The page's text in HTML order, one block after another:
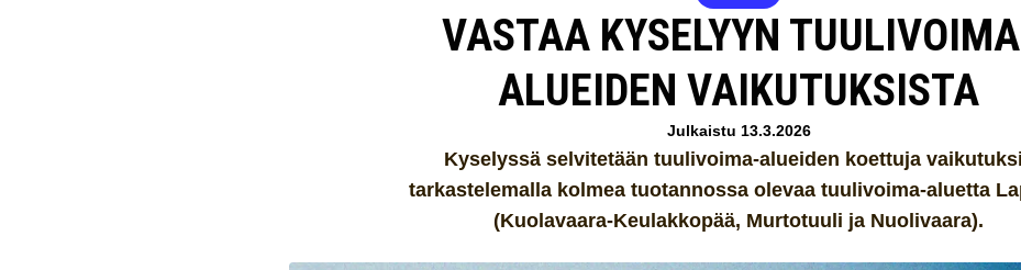
VASTAA KYSELYYN
ALUEIDEN VAIKUTUKSISTA
Julkaistu 13.3.2026
Kyselyssä selvitetään tuulivoima-alueiden koettuja
tarkastelemalla kolmea tuotannossa olevaa tuulivoima-aluetta
(Kuolavaara-Keulakkopää, Murtotuuli ja Nuolivaara).